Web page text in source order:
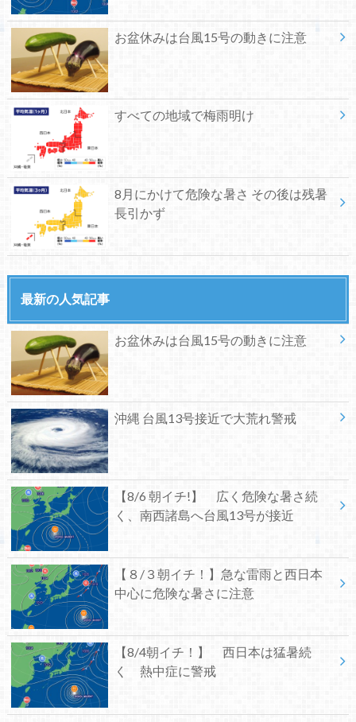
お盆休みは台風15号の動きに注意
すべての地域で梅雨明け
8月にかけて危険な暑さ その後は残暑
長引かず
最新の人気記事
お盆休みは台風15号の動きに注意
沖縄 台風13号接近で大荒れ警戒
【8/6 朝イチ!】 広く危険な暑さ続
く、南西諸島へ台風13号が接近
【８/３朝イチ！】急な雷雨と西日本
中心に危険な暑さに注意
【8/4朝イチ！】 西日本は猛暑続
く 熱中症に警戒